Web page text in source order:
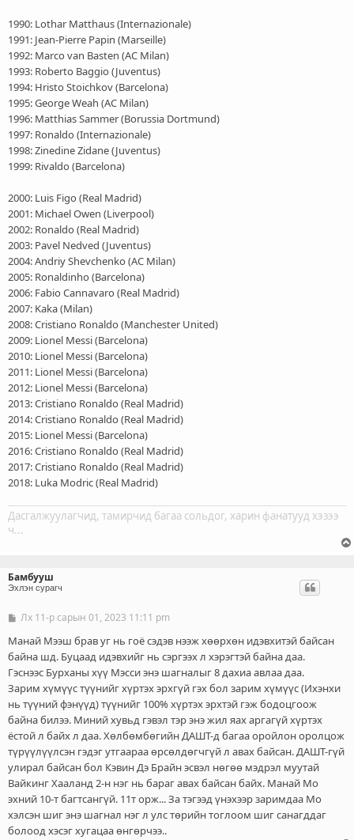
1990: Lothar Matthaus (Internazionale)
1991: Jean-Pierre Papin (Marseille)
1992: Marco van Basten (AC Milan)
1993: Roberto Baggio (Juventus)
1994: Hristo Stoichkov (Barcelona)
1995: George Weah (AC Milan)
1996: Matthias Sammer (Borussia Dortmund)
1997: Ronaldo (Internazionale)
1998: Zinedine Zidane (Juventus)
1999: Rivaldo (Barcelona)
2000: Luis Figo (Real Madrid)
2001: Michael Owen (Liverpool)
2002: Ronaldo (Real Madrid)
2003: Pavel Nedved (Juventus)
2004: Andriy Shevchenko (AC Milan)
2005: Ronaldinho (Barcelona)
2006: Fabio Cannavaro (Real Madrid)
2007: Kaka (Milan)
2008: Cristiano Ronaldo (Manchester United)
2009: Lionel Messi (Barcelona)
2010: Lionel Messi (Barcelona)
2011: Lionel Messi (Barcelona)
2012: Lionel Messi (Barcelona)
2013: Cristiano Ronaldo (Real Madrid)
2014: Cristiano Ronaldo (Real Madrid)
2015: Lionel Messi (Barcelona)
2016: Cristiano Ronaldo (Real Madrid)
2017: Cristiano Ronaldo (Real Madrid)
2018: Luka Modric (Real Madrid)
Дасгалжуулагчид, тамирчид багаа сольдог, харин фанатууд хэзээ
ч...
Бамбууш
Эхлэн сурагч
Б
ч
л
э
г
Лх 11-р сарын 01, 2023 11:11 pm
Манай Мээш брав уг нь гоё сэдэв нээж хөөрхөн идэвхитэй байсан
байна шд. Буцаад идэвхийг нь сэргээх л хэрэгтэй байна даа.
Гэснээс Бурханы хүү Мэсси энэ шагналыг 8 дахиа авлаа даа.
Зарим хүмүүс түүнийг хүртэх эрхгүй гэх бол зарим хүмүүс (Ихэнхи
нь түүний фэнүүд) түүнийг 100% хүртэх эрхтэй гэж бодоцгоож
байна билээ. Миний хувьд гэвэл тэр энэ жил яах аргагүй хүртэх
ёстой л байх л даа. Хөлбөмбөгийн ДАШТ-д багаа оройлон оролцож
түрүүлүүлсэн гэдэг утгаараа өрсөлдөгчгүй л авах байсан. ДАШТ-гүй
улирал байсан бол Кэвин Дэ Брайн эсвэл нөгөө мэдрэл муутай
Вайкинг Хааланд 2-н нэг нь бараг авах байсан байх. Манай Мо
эхний 10-т багтсангүй. 11т орж... За тэгээд үнэхээр заримдаа Мо
хэлсэн шиг энэ шагнал нэг л улс төрийн тоглоом шиг санагддаг
болоод хэсэг хугацаа өнгөрчээ..